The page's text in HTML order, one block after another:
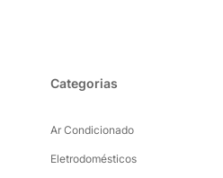
Categorias
Ar Condicionado
Eletrodomésticos